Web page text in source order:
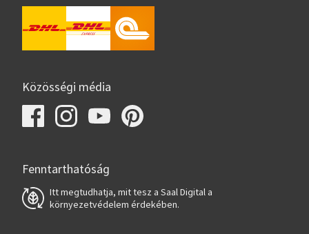
Közösségi média
Fenntarthatóság
Itt megtudhatja, mit tesz a Saal Digital a
környezetvédelem érdekében.